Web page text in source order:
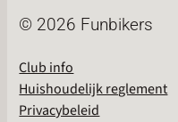
© 2026 Funbikers
Club info
Huishoudelijk reglement
Privacybeleid